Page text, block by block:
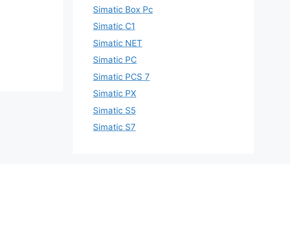
Simatic Box Pc
Simatic C1
Simatic NET
Simatic PC
Simatic PCS 7
Simatic PX
Simatic S5
Simatic S7